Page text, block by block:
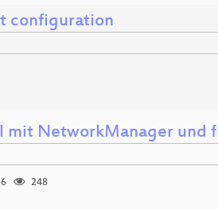
configuration
mit NetworkManager und
248